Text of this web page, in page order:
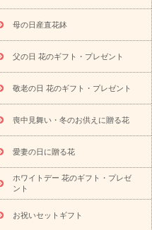
祝い・快気祝い
いフラワー
お悔やみの花
四十九日法要以
ットのお供えフラワー
お盆（新
お見舞い
お取り寄せギフト
ミディ胡蝶蘭
プリザーブ
アレンジメント 花束
スタ
胡蝶蘭 胡蝶蘭・花鉢
・お供え
世界初の青色胡蝶蘭
物
プリザーブドフラワー
ットギフト
セミオーダー
花とみどりのeギフト
母の日産直花鉢
父の日 花のギフト・プレゼント
敬老の日 花のギフト・プレゼント
喪中見舞い・冬のお供えに贈る花
愛妻の日に贈る花
ホワイトデー 花のギフト・プレゼ
ント
お祝いセットギフト